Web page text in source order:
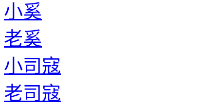
小奚
老奚
小司寇
老司寇